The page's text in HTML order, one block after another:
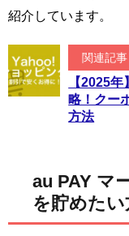
紹介しています。
関連記事
【2025
略！クー
方法
au PAY マ
を貯めたい